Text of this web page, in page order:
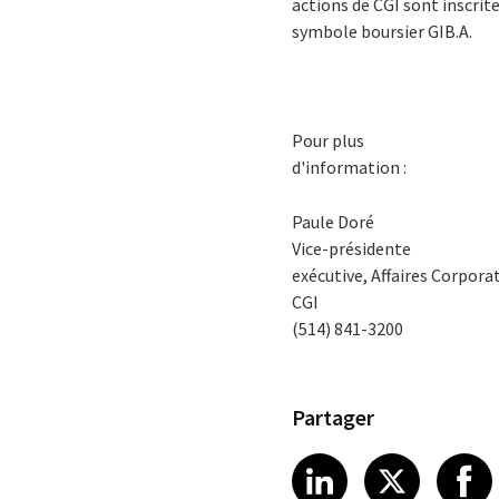
actions de CGI sont
symbole boursier GIB.A.
Pour plus
d'information :
Paule Doré
Vice-présidente
exécutive, Affaires
CGI
(514) 841-3200
Partager
Share article
LinkedIn
Share
X